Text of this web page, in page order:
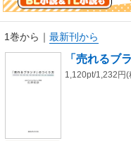
1巻から ｜ 最新刊から
「売れるブ
1,120pt/1,232円(